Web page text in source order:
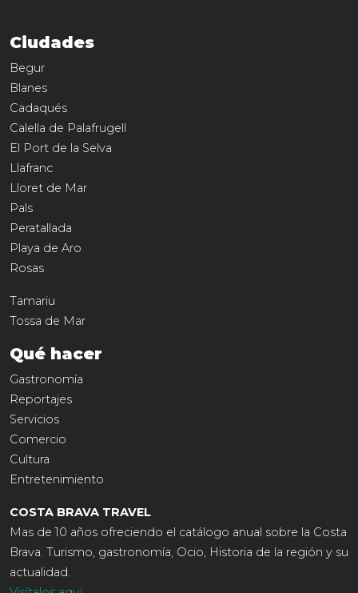
Ciudades
Begur
Blanes
Cadaqués
Calella de Palafrugell
El Port de la Selva
Llafranc
Lloret de Mar
Pals
Peratallada
Playa de Aro
Rosas
Tamariu
Tossa de Mar
Qué hacer
Gastronomía
Reportajes
Servicios
Comercio
Cultura
Entretenimiento
COSTA BRAVA TRAVEL
Mas de 10 años ofreciendo el catálogo anual sobre la Costa
Brava. Turismo, gastronomía, Ocio, Historia de la región y su
actualidad.